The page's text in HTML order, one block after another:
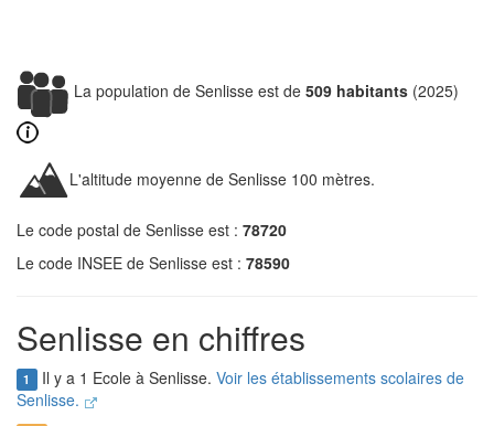
La population de Senlisse est de 509 habitants (2025)
L'altitude moyenne de Senlisse 100 mètres.
Le code postal de Senlisse est : 78720
Le code INSEE de Senlisse est : 78590
Senlisse en chiffres
1 Il y a 1 Ecole à Senlisse. Voir les établissements scolaires de
Senlisse.